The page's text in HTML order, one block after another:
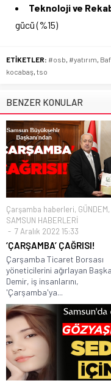
Teknoloji ve
gücü (%15)
ETİKETLER: #osb, #yatırım,
kocabaş, tso
BENZER KONULAR
Çarşamba haberleri, GÜNDEM,
SAMSUN HABERLERİ
7 Aralık 2022 15:33
‘ÇARŞAMBA’ ÇAĞRISI!
Çarşamba Ticaret Borsası
yöneticilerini ağırlayan
Demir, iş insanlarını,
'Çarşamba'ya...